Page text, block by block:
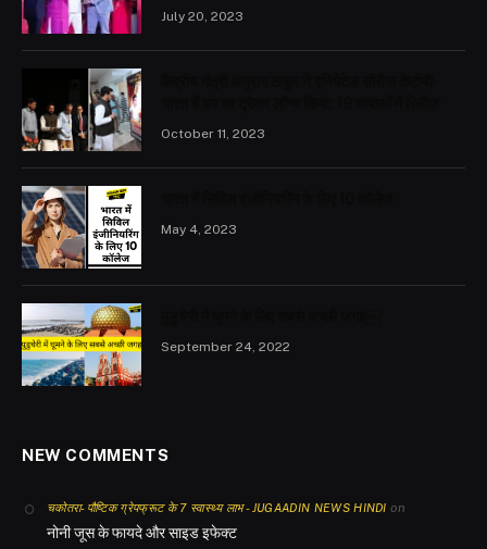
July 20, 2023
October 11, 2023
May 4, 2023
September 24, 2022
NEW COMMENTS
चकोतरा- पौष्टिक ग्रेपफ्रूट के 7 स्वास्थ्य लाभ - JUGAADIN NEWS HINDI on
नोनी जूस के फायदे और साइड इफेक्ट